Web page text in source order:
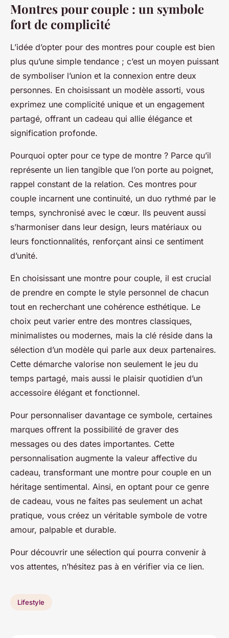
Montres pour couple : un symbole
fort de complicité
L’idée d’opter pour des montres pour couple est bien
plus qu’une simple tendance ; c’est un moyen puissant
de symboliser l’union et la connexion entre deux
personnes. En choisissant un modèle assorti, vous
exprimez une complicité unique et un engagement
partagé, offrant un cadeau qui allie élégance et
signification profonde.
Pourquoi opter pour ce type de montre ? Parce qu’il
représente un lien tangible que l’on porte au poignet,
rappel constant de la relation. Ces montres pour
couple incarnent une continuité, un duo rythmé par le
temps, synchronisé avec le cœur. Ils peuvent aussi
s’harmoniser dans leur design, leurs matériaux ou
leurs fonctionnalités, renforçant ainsi ce sentiment
d’unité.
En choisissant une montre pour couple, il est crucial
de prendre en compte le style personnel de chacun
tout en recherchant une cohérence esthétique. Le
choix peut varier entre des montres classiques,
minimalistes ou modernes, mais la clé réside dans la
sélection d’un modèle qui parle aux deux partenaires.
Cette démarche valorise non seulement le jeu du
temps partagé, mais aussi le plaisir quotidien d’un
accessoire élégant et fonctionnel.
Pour personnaliser davantage ce symbole, certaines
marques offrent la possibilité de graver des
messages ou des dates importantes. Cette
personnalisation augmente la valeur affective du
cadeau, transformant une montre pour couple en un
héritage sentimental. Ainsi, en optant pour ce genre
de cadeau, vous ne faites pas seulement un achat
pratique, vous créez un véritable symbole de votre
amour, palpable et durable.
Pour découvrir une sélection qui pourra convenir à
vos attentes, n’hésitez pas à en vérifier via ce lien.
Lifestyle